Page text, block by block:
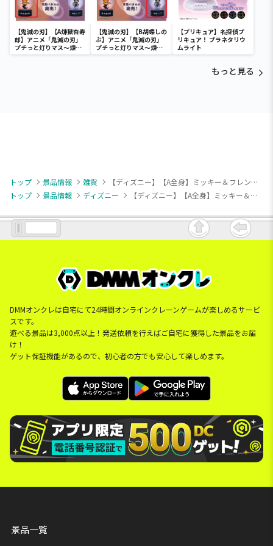
【鬼滅の刃】【A煉獄杏寿
郎】アニメ「鬼滅の刃」
プチっと灯りマス～煉獄
杏寿郎・胡蝶しのぶ～
【鬼滅の刃】【B胡蝶しの
ぶ】アニメ「鬼滅の刃」
プチっと灯りマス～煉獄
杏寿郎・胡蝶しのぶ～
【プリキュア】名探偵プ
リキュア！ プラネタリウ
ムライト
もっと見る
トップ 景品情報 雑貨
【ディズニー】【A全身】ミッキー＆フレンズ #MY推しDAYS ジャケットフォト 大きなポッケ付きバスケット
トップ
景品情報 ディズニー 【ディズニー】【A全身】ミッキー＆フレンズ #MY推しDAYS ジャケットフォト 大きなポッケ付きバスケット
DMMオンクレは自宅にて24時間オンラインクレーンゲームが楽しめるサービ
スです。
遊べる景品は3,000点以上！発送依頼を行えばご自宅に獲得した景品をお届
け！
ゲット保証機能があるので、初心者の方でも安心して楽しめます。
景品一覧